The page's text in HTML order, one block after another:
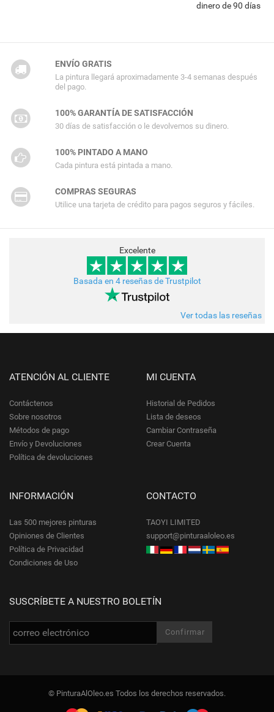
dinero de 90 días
ENVÍO GRATIS
La pintura llegará aproximadamente 3-4 semanas después
del pago.
100% GARANTÍA DE SATISFACCIÓN
30 días de satisfacción o le devolvemos su dinero.
100% PINTADO A MANO
Cada pintura está pintada a mano.
COMPRAS SEGURAS
Utilice una tarjeta de crédito para pagos seguros y fáciles.
Excelente
Basada en 4 reseñas de Trustpilot
Ver todas las reseñas
ATENCIÓN AL CLIENTE
Contáctenos
Sobre nosotros
Métodos de pago
Envío y Devoluciones
Política de devoluciones
MI CUENTA
Historial de Pedidos
Lista de deseos
Cambiar Contraseña
Crear Cuenta
INFORMACIÓN
Las 500 mejores pinturas
Opiniones de Clientes
Política de Privacidad
Condiciones de Uso
CONTACTO
TAOYI LIMITED
support@pinturaaloleo.es
SUSCRÍBETE A NUESTRO BOLETÍN
© PinturaAlOleo.es Todos los derechos reservados.